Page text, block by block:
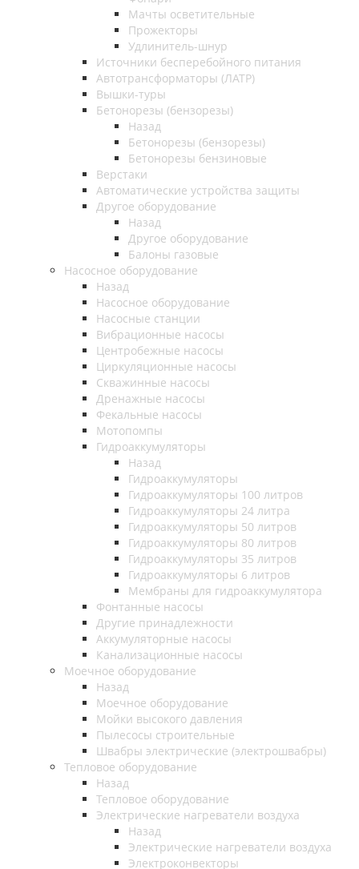
Мачты осветительные
Прожекторы
Удлинитель-шнур
Источники бесперебойного питания
Автотрансформаторы (ЛАТР)
Вышки-туры
Бетонорезы (бензорезы)
Назад
Бетонорезы (бензорезы)
Бетонорезы бензиновые
Верстаки
Автоматические устройства защиты
Другое оборудование
Назад
Другое оборудование
Балоны газовые
Насосное оборудование
Назад
Насосное оборудование
Насосные станции
Вибрационные насосы
Центробежные насосы
Циркуляционные насосы
Скважинные насосы
Дренажные насосы
Фекальные насосы
Мотопомпы
Гидроаккумуляторы
Назад
Гидроаккумуляторы
Гидроаккумуляторы 100 литров
Гидроаккумуляторы 24 литра
Гидроаккумуляторы 50 литров
Гидроаккумуляторы 80 литров
Гидроаккумуляторы 35 литров
Гидроаккумуляторы 6 литров
Мембраны для гидроаккумулятора
Фонтанные насосы
Другие принадлежности
Аккумуляторные насосы
Канализационные насосы
Моечное оборудование
Назад
Моечное оборудование
Мойки высокого давления
Пылесосы строительные
Швабры электрические (электрошвабры)
Тепловое оборудование
Назад
Тепловое оборудование
Электрические нагреватели воздуха
Назад
Электрические нагреватели воздуха
Электроконвекторы